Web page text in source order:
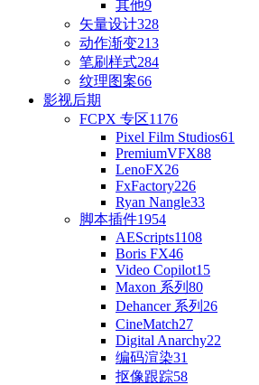
其他9
矢量设计328
动作渐变213
笔刷样式284
纹理图案66
影视后期
FCPX 专区1176
Pixel Film Studios61
PremiumVFX88
LenoFX26
FxFactory226
Ryan Nangle33
脚本插件1954
AEScripts1108
Boris FX46
Video Copilot15
Maxon 系列 80
Dehancer 系列 26
CineMatch27
Digital Anarchy22
编码渲染31
抠像跟踪58